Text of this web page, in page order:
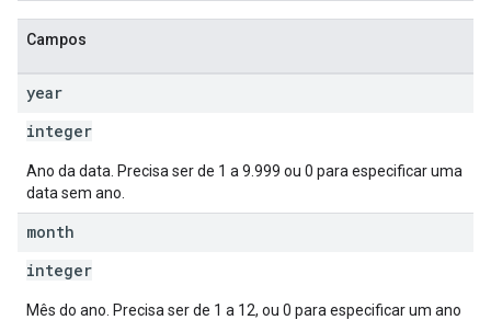
Campos
year
integer
Ano da data. Precisa ser de 1 a 9.999 ou 0 para especificar uma
data sem ano.
month
integer
Mês do ano. Precisa ser de 1 a 12, ou 0 para especificar um ano